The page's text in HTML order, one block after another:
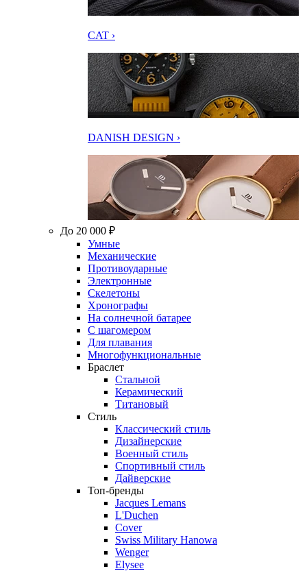
CAT ›
DANISH DESIGN ›
До 20 000 ₽
Умные
Механические
Противоударные
Электронные
Скелетоны
Хронографы
На солнечной батарее
С шагомером
Для плавания
Многофункциональные
Браслет
Стальной
Керамический
Титановый
Стиль
Классический стиль
Дизайнерские
Военный стиль
Спортивный стиль
Дайверские
Топ-бренды
Jacques Lemans
L'Duchen
Cover
Swiss Military Hanowa
Wenger
Elysee